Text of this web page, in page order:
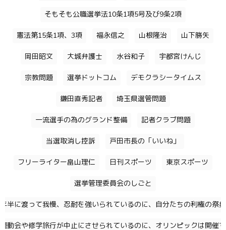
そもそも公職選挙法10条1項5号及び9条2項
憲法第15条1項、3項 福永信之 山根隆治 山下勝矢
岡田昭文 大城弁護士 水谷和子 宇都宮けんじ
宗教問題 選挙ドットコム デモクラシータイムス
鎌田直秀記者 埼玉県選管問題
一流選手の為のグランド整備 記者クラブ問題
当選取消し控訴 戸田市長の「いいね」
フリーライター畠山理仁 日刊スポーツ 東京スポーツ
選挙管理委員会のしごと
半に渡って我慢、忍耐を強いられているのに、自分たちの利権の祭
動会や修学旅行が中止にさせられているのに、オリンピックは開催